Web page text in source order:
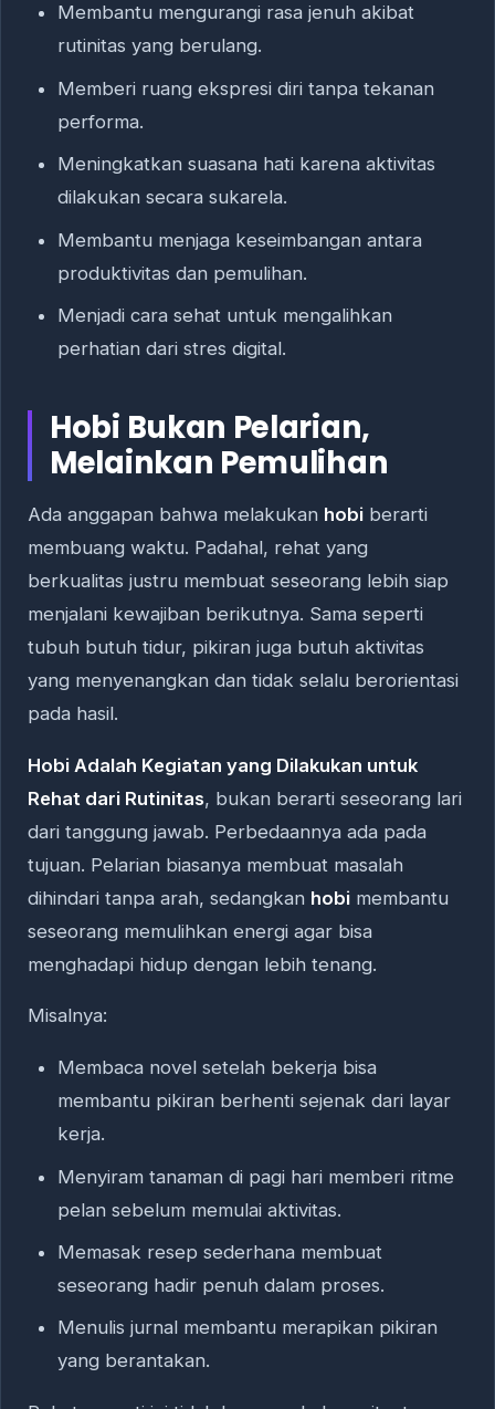
Membantu mengurangi rasa jenuh akibat
rutinitas yang berulang.
Memberi ruang ekspresi diri tanpa tekanan
performa.
Meningkatkan suasana hati karena aktivitas
dilakukan secara sukarela.
Membantu menjaga keseimbangan antara
produktivitas dan pemulihan.
Menjadi cara sehat untuk mengalihkan
perhatian dari stres digital.
Hobi Bukan Pelarian,
Melainkan Pemulihan
Ada anggapan bahwa melakukan hobi berarti
membuang waktu. Padahal, rehat yang
berkualitas justru membuat seseorang lebih siap
menjalani kewajiban berikutnya. Sama seperti
tubuh butuh tidur, pikiran juga butuh aktivitas
yang menyenangkan dan tidak selalu berorientasi
pada hasil.
Hobi Adalah Kegiatan yang Dilakukan untuk
Rehat dari Rutinitas, bukan berarti seseorang lari
dari tanggung jawab. Perbedaannya ada pada
tujuan. Pelarian biasanya membuat masalah
dihindari tanpa arah, sedangkan hobi membantu
seseorang memulihkan energi agar bisa
menghadapi hidup dengan lebih tenang.
Misalnya:
Membaca novel setelah bekerja bisa
membantu pikiran berhenti sejenak dari layar
kerja.
Menyiram tanaman di pagi hari memberi ritme
pelan sebelum memulai aktivitas.
Memasak resep sederhana membuat
seseorang hadir penuh dalam proses.
Menulis jurnal membantu merapikan pikiran
yang berantakan.